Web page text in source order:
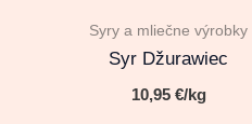
Syry a mliečne výrobky
Syr Džurawiec
10,95 €/kg